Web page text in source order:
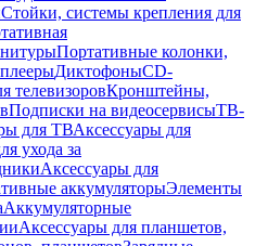
Стойки, системы крепления для
Портативные колонки,
ДиктофоныCD-
телевизоровКронштейны,
Подписки на видеосервисыТВ-
для ТВАксессуары для
ухода за
Аксессуары для
аккумуляторыЭлементы
Аккумуляторные
Аксессуары для планшетов,